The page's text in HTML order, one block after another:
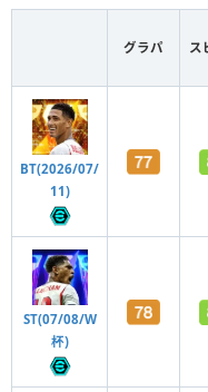
グラパ ス
BT(2026/07/
11)
ST(07/08/W
杯)